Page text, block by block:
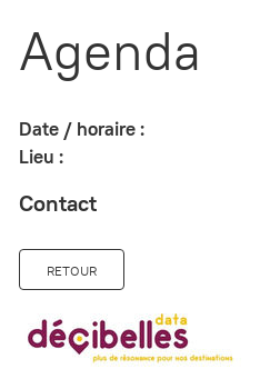
Agenda
Date / horaire :
Lieu :
Contact
RETOUR